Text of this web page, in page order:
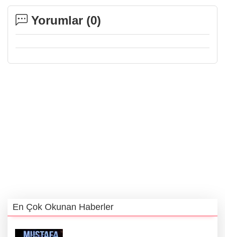
Yorumlar (0)
En Çok Okunan Haberler